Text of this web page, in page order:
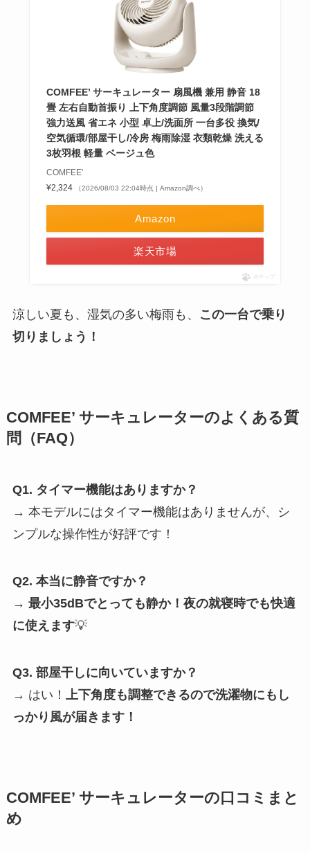
COMFEE’ サーキュレーター 扇風機 兼用 静音 18
畳 左右自動首振り 上下角度調節 風量3段階調節
強力送風 省エネ 小型 卓上/洗面所 一台多役 換気/
空気循環/部屋干し/冷房 梅雨除湿 衣類乾燥 洗える
3枚羽根 軽量 ベージュ色
COMFEE'
¥2,324
（2026/08/03 22:04時点 | Amazon調べ）
Amazon
楽天市場
ポチップ
涼しい夏も、湿気の多い梅雨も、
この一台で乗り
切りましょう！
COMFEE’ サーキュレーターのよくある質
問（FAQ）
Q1. タイマー機能はありますか？
→ 本モデルにはタイマー機能はありませんが、シ
ンプルな操作性が好評です！
Q2. 本当に静音ですか？
→ 最小35dBでとっても静か！夜の就寝時でも快適
に使えます💡
Q3. 部屋干しに向いていますか？
→ はい！
上下角度も調整できるので洗濯物にもし
っかり風が届きます！
COMFEE’ サーキュレーターの口コミまと
め